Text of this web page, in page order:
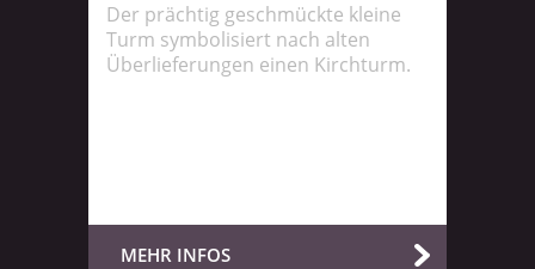
Der prächtig geschmückte kleine
Turm symbolisiert nach alten
Überlieferungen einen Kirchturm.
MEHR INFOS